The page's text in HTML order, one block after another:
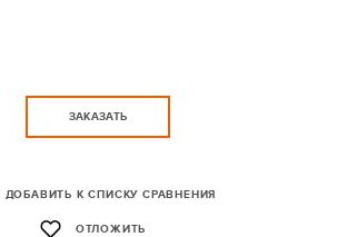
ЗАКАЗАТЬ
ДОБАВИТЬ К СПИСКУ СРАВНЕНИЯ
ОТЛОЖИТЬ